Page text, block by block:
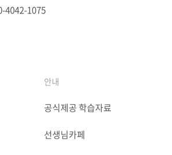
4042-1075
안내
공식제공 학습자료
선생님카페